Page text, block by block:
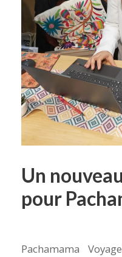
Un
pour
Pachamama